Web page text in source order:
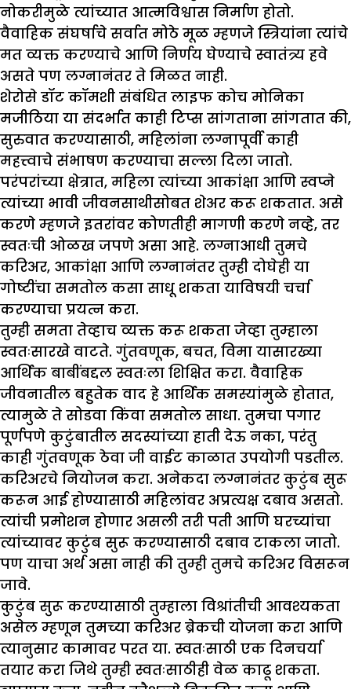
नोकरीमुळे त्यांच्यात आत्मविश्वास निर्माण होतो.
वैवाहिक संघर्षाचे सर्वात मोठे मूळ म्हणजे स्त्रियांना त्यांचे
मत व्यक्त करण्याचे आणि निर्णय घेण्याचे स्वातंत्र्य हवे
असते पण लग्नानंतर ते मिळत नाही.
शेरोसे डॉट कॉमशी संबंधित लाइफ कोच मोनिका
मजीठिया या संदर्भात काही टिप्स सांगताना सांगतात की,
सुरुवात करण्यासाठी, महिलांना लग्नापूर्वी काही
महत्त्वाचे संभाषण करण्याचा सल्ला दिला जातो.
परंपरांच्या क्षेत्रात, महिला त्यांच्या आकांक्षा आणि स्वप्ने
त्यांच्या भावी जीवनसाथीसोबत शेअर करू शकतात. असे
करणे म्हणजे इतरांवर कोणतीही मागणी करणे नव्हे, तर
स्वतःची ओळख जपणे असा आहे. लग्नाआधी तुमचे
करिअर, आकांक्षा आणि लग्नानंतर तुम्ही दोघेही या
गोष्टींचा समतोल कसा साधू शकता याविषयी चर्चा
करण्याचा प्रयत्न करा.
तुम्ही समता तेव्हाच व्यक्त करू शकता जेव्हा तुम्हाला
स्वतःसारखे वाटते. गुंतवणूक, बचत, विमा यासारख्या
आर्थिक बाबींबद्दल स्वतःला शिक्षित करा. वैवाहिक
जीवनातील बहुतेक वाद हे आर्थिक समस्यांमुळे होतात,
त्यामुळे ते सोडवा किंवा समतोल साधा. तुमचा पगार
पूर्णपणे कुटुंबातील सदस्यांच्या हाती देऊ नका, परंतु
काही गुंतवणूक ठेवा जी वाईट काळात उपयोगी पडतील.
करिअरचे नियोजन करा. अनेकदा लग्नानंतर कुटुंब सुरू
करून आई होण्यासाठी महिलांवर अप्रत्यक्ष दबाव असतो.
त्यांची प्रमोशन होणार असली तरी पती आणि घरच्यांचा
त्यांच्यावर कुटुंब सुरू करण्यासाठी दबाव टाकला जातो.
पण याचा अर्थ असा नाही की तुम्ही तुमचे करिअर विसरून
जावे.
कुटुंब सुरू करण्यासाठी तुम्हाला विश्रांतीची आवश्यकता
असेल म्हणून तुमच्या करिअर ब्रेकची योजना करा आणि
त्यानुसार कामावर परत या. स्वतःसाठी एक दिनचर्या
तयार करा जिथे तुम्ही स्वतःसाठीही वेळ काढू शकता.